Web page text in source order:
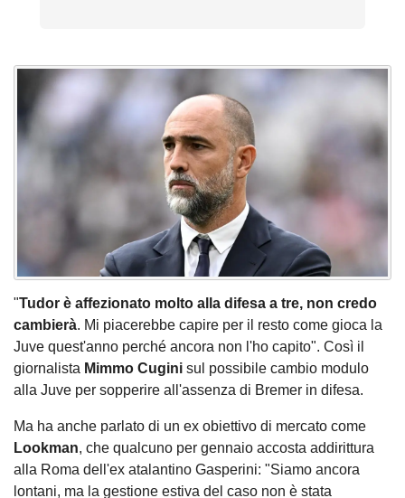
"Tudor è affezionato molto alla difesa a tre, non credo
cambierà. Mi piacerebbe capire per il resto come gioca la
Juve quest'anno perché ancora non l'ho capito". Così il
giornalista Mimmo Cugini sul possibile cambio modulo
alla Juve per sopperire all'assenza di Bremer in difesa.
Ma ha anche parlato di un ex obiettivo di mercato come
Lookman, che qualcuno per gennaio accosta addirittura
alla Roma dell'ex atalantino Gasperini: "Siamo ancora
lontani, ma la gestione estiva del caso non è stata